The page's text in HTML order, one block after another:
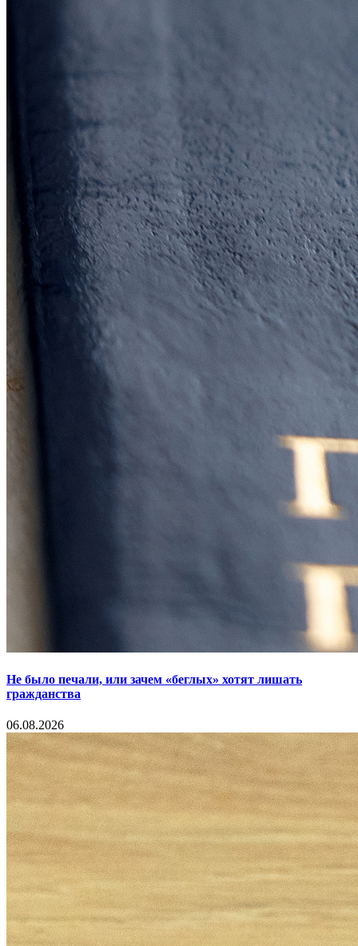
Не было печали, или зачем «беглых» хотят лишать
гражданства
06.08.2026